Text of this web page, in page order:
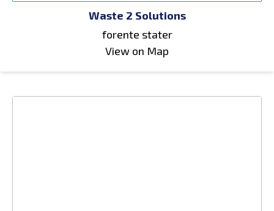
Waste 2 Solutions
forente stater
View on Map